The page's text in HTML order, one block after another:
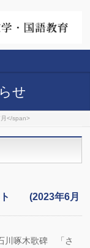
せ
</span>
ト (2023年6月
川啄木歌碑 「さ